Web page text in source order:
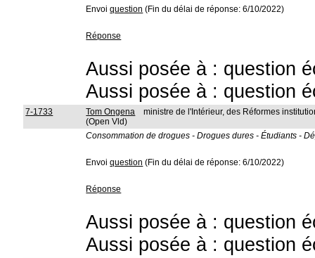
Envoiquestion (Fin du délai de réponse: 6/10/2022)
Réponse
Aussi posée à : question
Aussi posée à : question
7-1733
Tom Ongena
(Open Vld)
ministre de l'Intérieur, des Réformes
Consommation de drogues - Drogues dures - Étudiants -
Envoiquestion (Fin du délai de réponse: 6/10/2022)
Réponse
Aussi posée à : question
Aussi posée à : question